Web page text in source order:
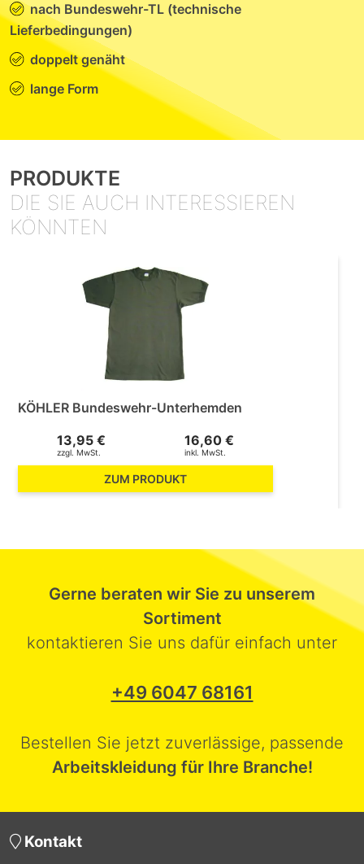
nach Bundeswehr-TL (technische
Lieferbedingungen)
doppelt genäht
lange Form
PRODUKTE
DIE SIE AUCH INTERESSIEREN
KÖNNTEN
KÖHLER Bundeswehr-Unterhemden
ZUM PRODUKT
13,95 €
zzgl. MwSt.
16,60 €
inkl. MwSt.
Gerne beraten wir Sie zu unserem
Sortiment
kontaktieren Sie uns dafür einfach unter
+49 6047 68161
Bestellen Sie jetzt zuverlässige, passende
Arbeitskleidung für Ihre Branche!
Kontakt